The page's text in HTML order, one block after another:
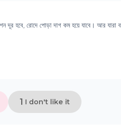
হবে, রোদে পোড়া দাগ কম হয়ে যাবে। আর যারা
1 I don't like it